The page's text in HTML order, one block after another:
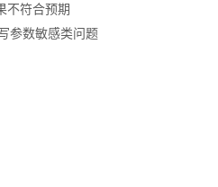
不符合预期
参数敏感类问题